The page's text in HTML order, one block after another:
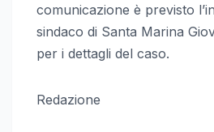
comunicazione è previsto
sindaco di Santa Marina
per i dettagli del caso.
Redazione